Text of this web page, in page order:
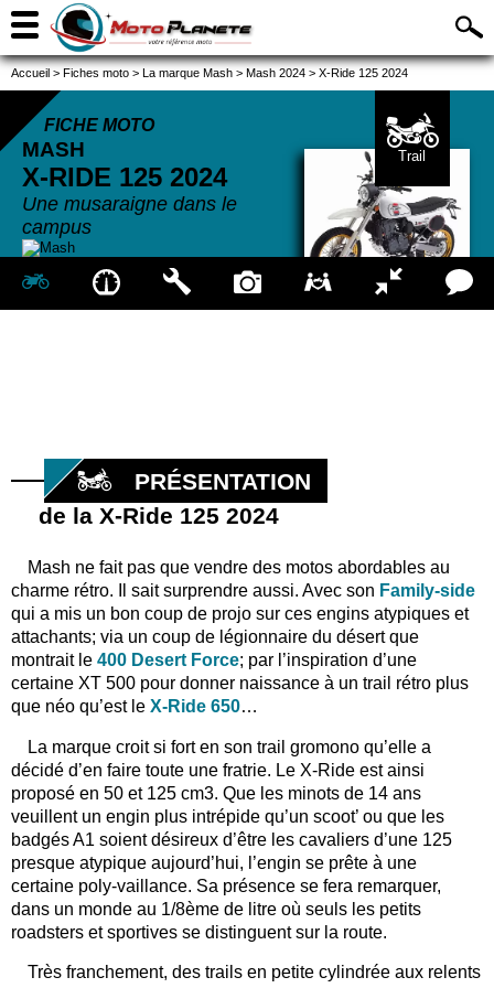
Accueil > Fiches moto > La marque Mash > Mash 2024 > X-Ride 125 2024
FICHE MOTO
MASH
X-RIDE 125 2024
Une musaraigne dans le
campus
Trail
PRÉSENTATION
de la X-Ride 125 2024
Mash ne fait pas que vendre des motos abordables au
charme rétro. Il sait surprendre aussi. Avec son Family-side
qui a mis un bon coup de projo sur ces engins atypiques et
attachants; via un coup de légionnaire du désert que
montrait le 400 Desert Force; par l’inspiration d’une
certaine XT 500 pour donner naissance à un trail rétro plus
que néo qu’est le X-Ride 650…
La marque croit si fort en son trail gromono qu’elle a
décidé d’en faire toute une fratrie. Le X-Ride est ainsi
proposé en 50 et 125 cm3. Que les minots de 14 ans
veuillent un engin plus intrépide qu’un scoot’ ou que les
badgés A1 soient désireux d’être les cavaliers d’une 125
presque atypique aujourd’hui, l’engin se prête à une
certaine poly-vaillance. Sa présence se fera remarquer,
dans un monde au 1/8ème de litre où seuls les petits
roadsters et sportives se distinguent sur la route.
Très franchement, des trails en petite cylindrée aux relents